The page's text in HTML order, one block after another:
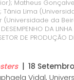
Matheus
Tânia Lima
(Universidade da
DA
DE PRODUÇÃO
| 18 Setembro
Vidal,